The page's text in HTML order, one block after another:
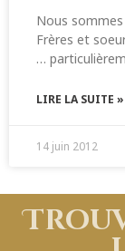
Nous
Frères et
…
LIRE LA SUITE »
14 juin 2012